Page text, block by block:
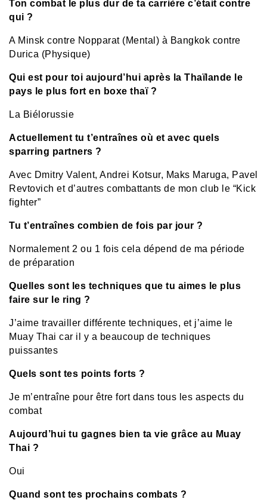
Ton combat le plus dur de ta carrière c’était contre
qui ?
A Minsk contre Nopparat (Mental) à Bangkok contre
Durica (Physique)
Qui est pour toi aujourd’hui après la Thaïlande le
pays le plus fort en boxe thaï ?
La Biélorussie
Actuellement tu t’entraînes où et avec quels
sparring partners ?
Avec Dmitry Valent, Andrei Kotsur, Maks Maruga, Pavel
Revtovich et d’autres combattants de mon club le “Kick
fighter”
Tu t’entraînes combien de fois par jour ?
Normalement 2 ou 1 fois cela dépend de ma période
de préparation
Quelles sont les techniques que tu aimes le plus
faire sur le ring ?
J’aime travailler différente techniques, et j’aime le
Muay Thai car il y a beaucoup de techniques
puissantes
Quels sont tes points forts ?
Je m’entraîne pour être fort dans tous les aspects du
combat
Aujourd’hui tu gagnes bien ta vie grâce au Muay
Thai ?
Oui
Quand sont tes prochains combats ?